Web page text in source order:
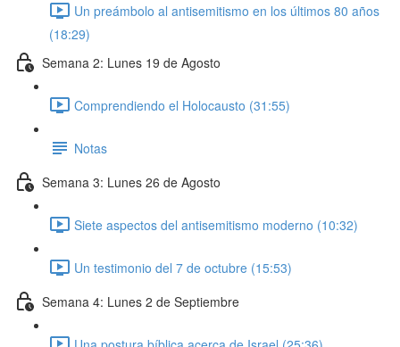
Un preámbolo al antisemitismo en los últimos 80 años
(18:29)
Semana 2: Lunes 19 de Agosto
Comprendiendo el Holocausto (31:55)
Notas
Semana 3: Lunes 26 de Agosto
Siete aspectos del antisemitismo moderno (10:32)
Un testimonio del 7 de octubre (15:53)
Semana 4: Lunes 2 de Septiembre